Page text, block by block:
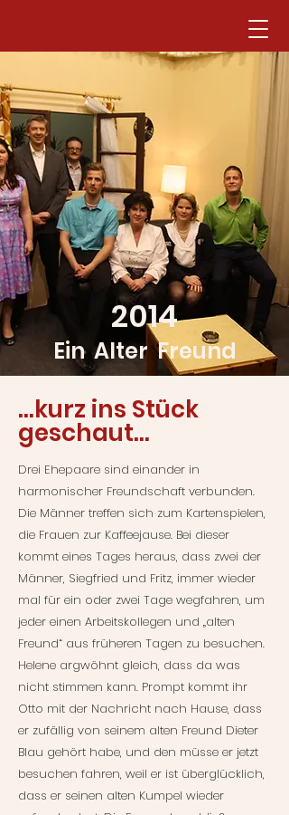
2014
Ein Alter Freund
…kurz ins Stück
geschaut…
Drei Ehepaare sind einander in
harmonischer Freundschaft verbunden.
Die Männer treffen sich zum Kartenspielen,
die Frauen zur Kaffeejause. Bei dieser
kommt eines Tages heraus, dass zwei der
Männer, Siegfried und Fritz, immer wieder
mal für ein oder zwei Tage wegfahren, um
jeder einen Arbeitskollegen und „alten
Freund“ aus früheren Tagen zu besuchen.
Helene argwöhnt gleich, dass da was
nicht stimmen kann. Prompt kommt ihr
Otto mit der Nachricht nach Hause, dass
er zufällig von seinem alten Freund Dieter
Blau gehört habe, und den müsse er jetzt
besuchen fahren, weil er ist überglücklich,
dass er seinen alten Kumpel wieder